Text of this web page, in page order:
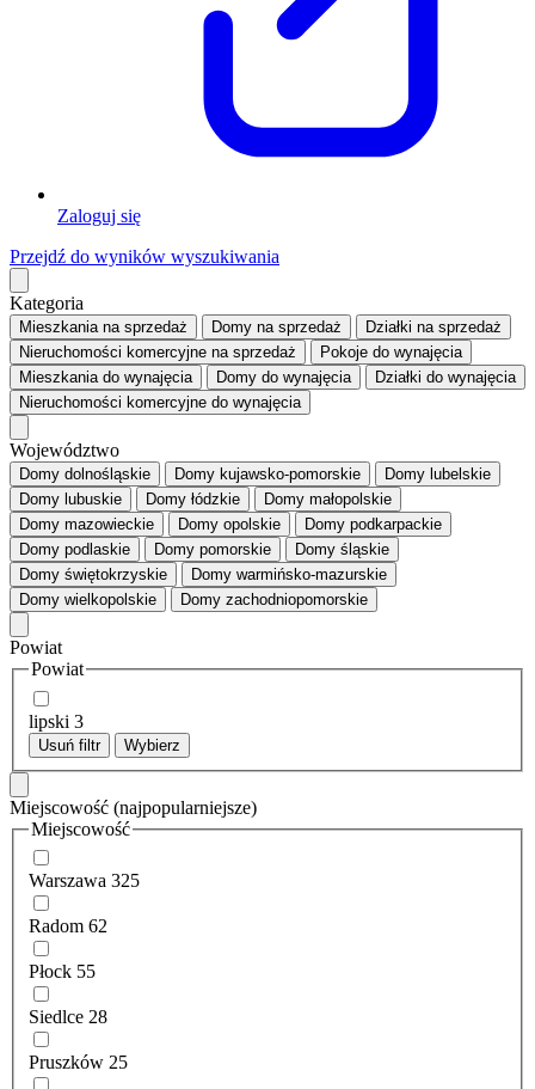
Zaloguj się
Przejdź do wyników wyszukiwania
Kategoria
Mieszkaniana sprzedaż Domy na sprzedaż Działki na sprzedaż
Nieruchomości komercyjne na sprzedaż Pokoje do wynajęcia
Mieszkaniado wynajęcia Domy do wynajęcia Działki do wynajęcia
Nieruchomości komercyjne do wynajęcia
Województwo
Domy dolnośląskie Domy kujawsko-pomorskie
Domy lubelskie
Domy lubuskie
Domy łódzkie
Domy małopolskie
Domy mazowieckie
Domy opolskie
Domy podkarpackie
Domy podlaskie
Domy pomorskie
Domy śląskie
Domy świętokrzyskie
Domy warmińsko-mazurskie
Domy wielkopolskie
Domy zachodniopomorskie
Powiat
Powiat
lipski 3
Usuń filtr Wybierz
Miejscowość (najpopularniejsze)
Miejscowość
Warszawa 325
Radom 62
Płock 55
Siedlce 28
Pruszków 25